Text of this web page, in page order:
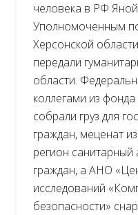
человека в РФ
Уполномоченным
Херсонской
передали
области.
коллегами из
собрали груз для
граждан, меценат
регион санитарный
граждан, а АНО
исследований
безопасности»